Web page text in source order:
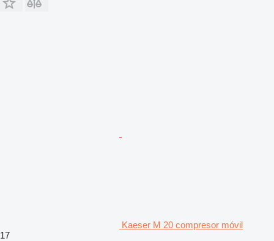
Kaeser M 20 compresor móvil
17